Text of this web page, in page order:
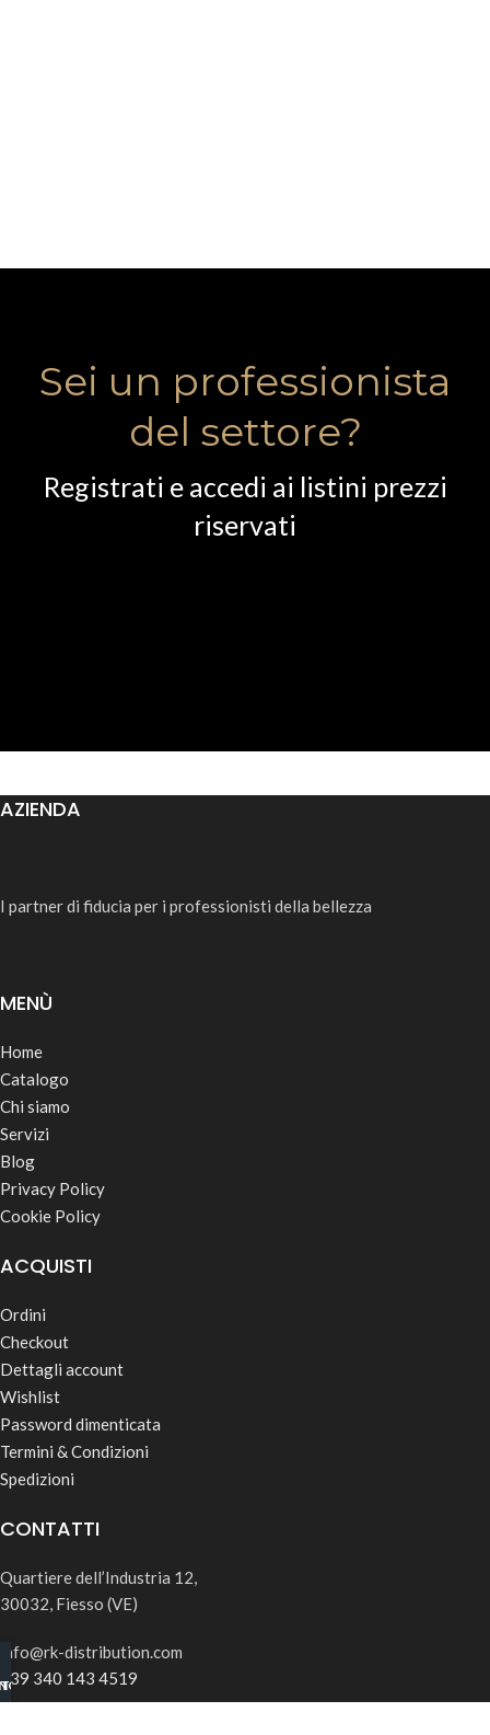
Sei un professionista
del settore?
Registrati e accedi ai listini prezzi
riservati
AZIENDA
I partner di fiducia per i professionisti della bellezza
MENÙ
Home
Catalogo
Chi siamo
Servizi
Blog
Privacy Policy
Cookie Policy
ACQUISTI
Ordini
Checkout
Dettagli account
Wishlist
Password dimenticata
Termini & Condizioni
Spedizioni
CONTATTI
Quartiere dell’Industria 12,
30032, Fiesso (VE)
info@rk-distribution.com
+39 340 143 4519
B2B